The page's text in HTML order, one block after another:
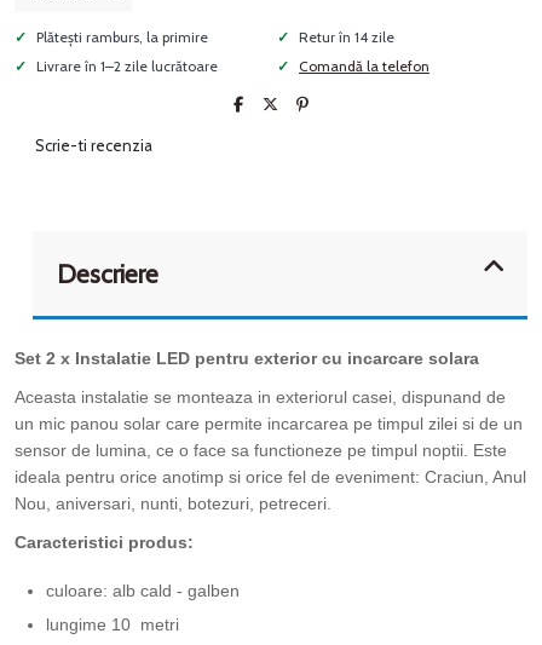
Plătești ramburs, la primire
Retur în 14 zile
Livrare în 1–2 zile lucrătoare
Comandă la telefon
Scrie-ti recenzia
Descriere
Set 2 x Instalatie LED pentru exterior cu incarcare solara
Aceasta instalatie se monteaza in exteriorul casei, dispunand de
un mic panou solar care permite incarcarea pe timpul zilei si de un
sensor de lumina, ce o face sa functioneze pe timpul noptii. Este
ideala pentru orice anotimp si orice fel de eveniment: Craciun, Anul
Nou, aniversari, nunti, botezuri, petreceri.
Caracteristici produs:
culoare: alb cald - galben
lungime 10 metri